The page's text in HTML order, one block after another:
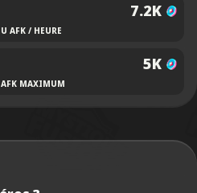
7.2K
AFK / HEURE
5K
MAXIMUM